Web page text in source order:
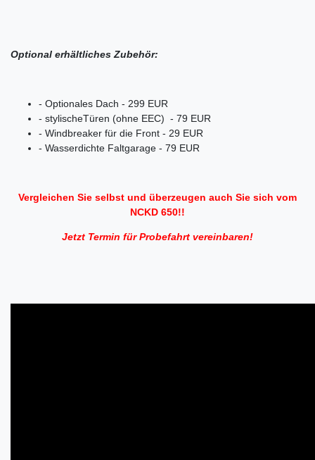
Optional erhältliches Zubehör:
- Optionales Dach - 299 EUR
- stylischeTüren (ohne EEC) - 79 EUR
- Windbreaker für die Front - 29 EUR
- Wasserdichte Faltgarage - 79 EUR
Vergleichen Sie selbst und überzeugen auch Sie sich vom
NCKD 650!!
Jetzt Termin für Probefahrt vereinbaren!